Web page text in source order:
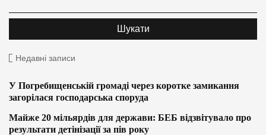
Недавні записи
У Погребищенській громаді через коротке замикання
загорілася господарська споруда
Майже 20 мільярдів для держави: БЕБ відзвітувало про
результати детінізації за пів року